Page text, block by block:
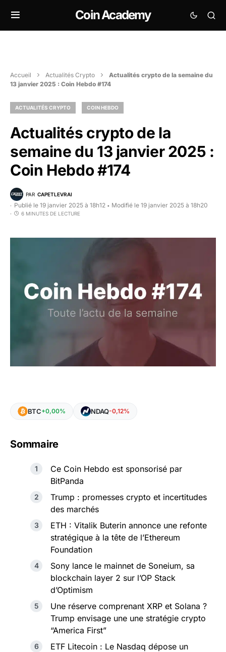
Coin Academy
Accueil Actualités Crypto
Actualités crypto de la semaine du
13 janvier 2025 : Coin Hebdo #174
ACTUALITÉS CRYPTO COIN HEBDO
Actualités crypto de la
semaine du 13 janvier 2025 :
Coin Hebdo #174
PAR CAPETLEVRAI
Publié le 19 janvier 2025 à 18h12 • Modifié le 19 janvier 2025 à 18h20
6 MINUTES DE LECTURE
BTC+0,00% NDAQ-0,12%
Sommaire
Ce Coin Hebdo est sponsorisé par
BitPanda
Trump : promesses crypto et incertitudes
des marchés
ETH : Vitalik Buterin annonce une refonte
stratégique à la tête de l’Ethereum
Foundation
Sony lance le mainnet de Soneium, sa
blockchain layer 2 sur l’OP Stack
d’Optimism
Une réserve comprenant XRP et Solana ?
Trump envisage une une stratégie crypto
“America First”
ETF Litecoin : Le Nasdaq dépose un